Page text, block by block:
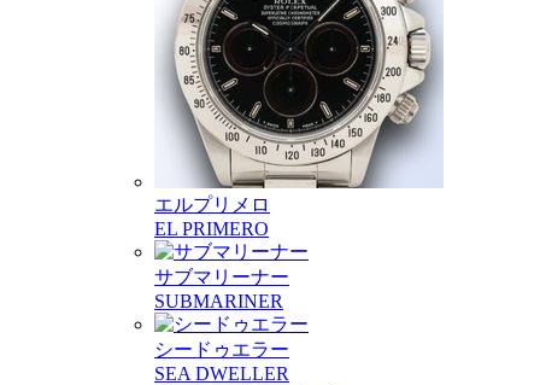
エルプリメロ
EL PRIMERO
サブマリーナー
SUBMARINER
シードゥエラー
SEA DWELLER